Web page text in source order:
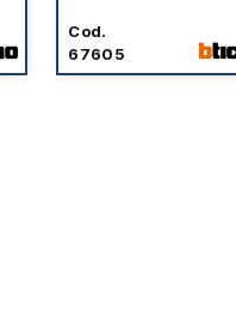
Cod.
67605